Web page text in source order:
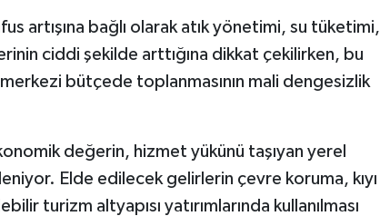
artışına bağlı olarak atık yönetimi, su tüketimi,
ciddi şekilde arttığına dikkat çekilirken, bu
bütçede toplanmasının mali dengesizlik
değerin, hizmet yükünü taşıyan yerel
Elde edilecek gelirlerin çevre koruma, kıyı
turizm altyapısı yatırımlarında kullanılması